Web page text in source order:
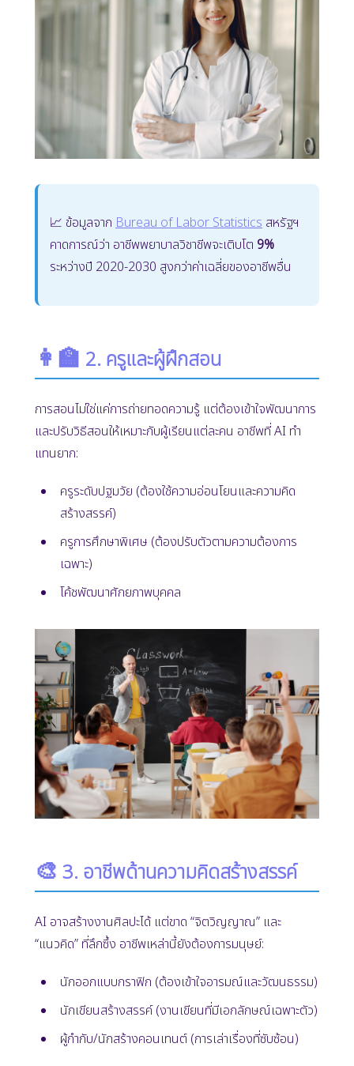
📈 ข้อมูลจาก Bureau of Labor Statistics สหรัฐฯ
คาดการณ์ว่า อาชีพพยาบาลวิชาชีพจะเติบโต 9%
ระหว่างปี 2020-2030 สูงกว่าค่าเฉลี่ยของอาชีพอื่น
👩‍🏫 2. ครูและผู้ฝึกสอน
การสอนไม่ใช่แค่การถ่ายทอดความรู้ แต่ต้องเข้าใจพัฒนาการ
และปรับวิธีสอนให้เหมาะกับผู้เรียนแต่ละคน อาชีพที่ AI ทำ
แทนยาก:
ครูระดับปฐมวัย (ต้องใช้ความอ่อนโยนและความคิด
สร้างสรรค์)
ครูการศึกษาพิเศษ (ต้องปรับตัวตามความต้องการ
เฉพาะ)
โค้ชพัฒนาศักยภาพบุคคล
🎨 3. อาชีพด้านความคิดสร้างสรรค์
AI อาจสร้างงานศิลปะได้ แต่ขาด “จิตวิญญาณ” และ
“แนวคิด” ที่ลึกซึ้ง อาชีพเหล่านี้ยังต้องการมนุษย์:
นักออกแบบกราฟิก (ต้องเข้าใจอารมณ์และวัฒนธรรม)
นักเขียนสร้างสรรค์ (งานเขียนที่มีเอกลักษณ์เฉพาะตัว)
ผู้กำกับ/นักสร้างคอนเทนต์ (การเล่าเรื่องที่ซับซ้อน)